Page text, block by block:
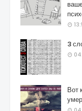
3
Вот